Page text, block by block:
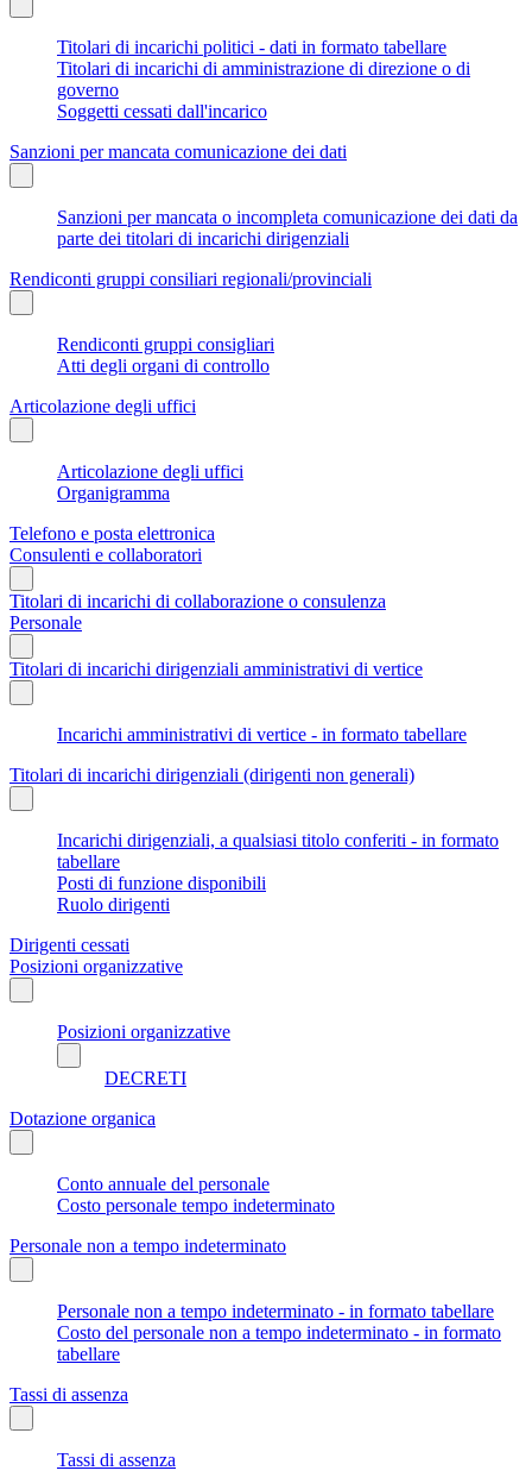
Titolari di incarichi politici - dati in formato tabellare
Titolari di incarichi di amministrazione di direzione o di
governo
Soggetti cessati dall'incarico
Sanzioni per mancata comunicazione dei dati
Sanzioni per mancata o incompleta comunicazione dei dati da
parte dei titolari di incarichi dirigenziali
Rendiconti gruppi consiliari regionali/provinciali
Rendiconti gruppi consigliari
Atti degli organi di controllo
Articolazione degli uffici
Articolazione degli uffici
Organigramma
Telefono e posta elettronica
Consulenti e collaboratori
Titolari di incarichi di collaborazione o consulenza
Personale
Titolari di incarichi dirigenziali amministrativi di vertice
Incarichi amministrativi di vertice - in formato tabellare
Titolari di incarichi dirigenziali (dirigenti non generali)
Incarichi dirigenziali, a qualsiasi titolo conferiti - in formato
tabellare
Posti di funzione disponibili
Ruolo dirigenti
Dirigenti cessati
Posizioni organizzative
Posizioni organizzative
DECRETI
Dotazione organica
Conto annuale del personale
Costo personale tempo indeterminato
Personale non a tempo indeterminato
Personale non a tempo indeterminato - in formato tabellare
Costo del personale non a tempo indeterminato - in formato
tabellare
Tassi di assenza
Tassi di assenza